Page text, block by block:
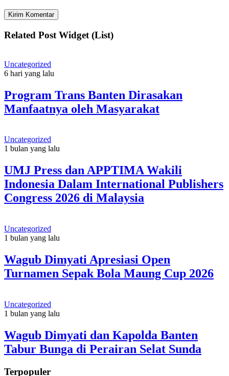
Related Post Widget (List)
Uncategorized
6 hari yang lalu
Program Trans Banten Dirasakan
Manfaatnya oleh Masyarakat
Uncategorized
1 bulan yang lalu
UMJ Press dan APPTIMA Wakili
Indonesia Dalam International Publishers
Congress 2026 di Malaysia
Uncategorized
1 bulan yang lalu
Wagub Dimyati Apresiasi Open
Turnamen Sepak Bola Maung Cup 2026
Uncategorized
1 bulan yang lalu
Wagub Dimyati dan Kapolda Banten
Tabur Bunga di Perairan Selat Sunda
Terpopuler